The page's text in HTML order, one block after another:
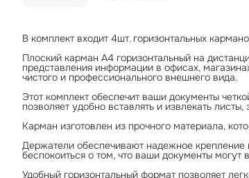
В комплект входит 4шт. горизонтальных
Плоский карман А4 горизонтальный на
представления информации в офисах,
чистого и профессионального внешнего вида.
Этот комплект обеспечит ваши документы
позволяет удобно вставлять и извлекать
Карман изготовлен из прочного материала,
Держатели обеспечивают надежное крепление
беспокоиться о том, что ваши документы могут
Удобный горизонтальный формат позволяет